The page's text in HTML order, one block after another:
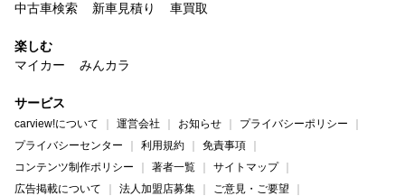
中古車検索
新車見積り 車買取
楽しむ
マイカー
みんカラ
サービス
carview!について 運営会社 お知らせ
プライバシーポリシー
プライバシーセンター
利用規約
免責事項
コンテンツ制作ポリシー
著者一覧
サイトマップ
広告掲載について
法人加盟店募集
ご意見・ご要望